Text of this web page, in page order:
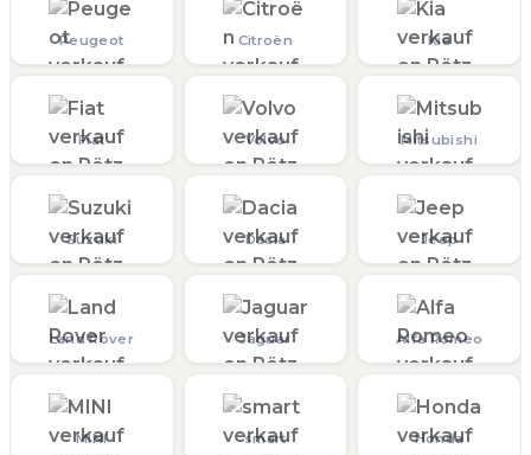
Peugeot Citroën Kia
Fiat Volvo Mitsubishi
Suzuki Dacia Jeep
Land Rover Jaguar Alfa Romeo
MINI smart Honda